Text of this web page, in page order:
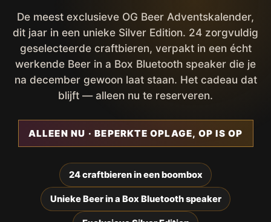
De meest exclusieve OG Beer Adventskalender,
dit jaar in een unieke Silver Edition. 24 zorgvuldig
geselecteerde craftbieren, verpakt in een écht
werkende Beer in a Box Bluetooth speaker die je
na december gewoon laat staan. Het cadeau dat
blijft — alleen nu te reserveren.
ALLEEN NU · BEPERKTE OPLAGE, OP IS OP
24 craftbieren in een boombox
Unieke Beer in a Box Bluetooth speaker